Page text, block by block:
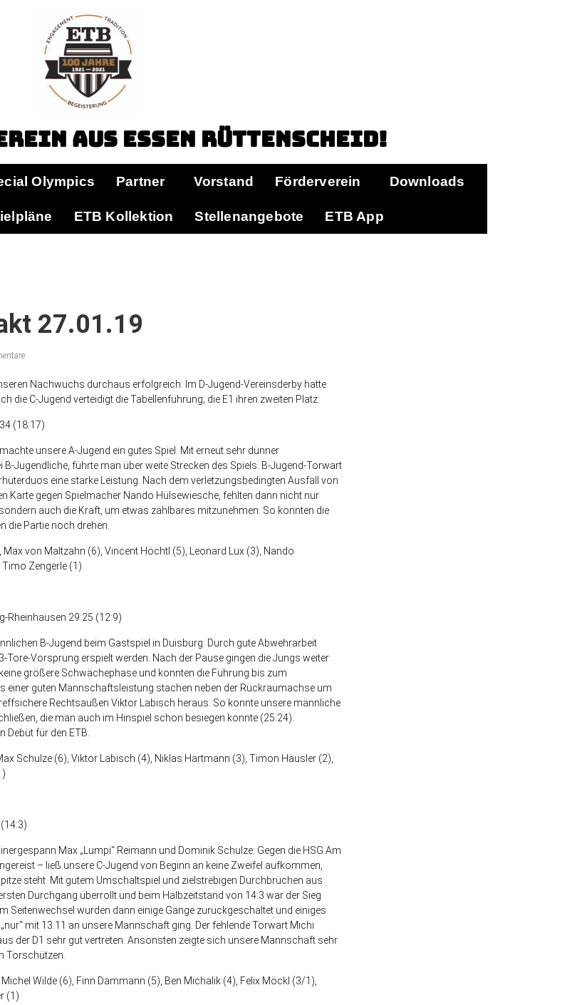
aus Essen Rüttenscheid!
Olympics Partner Vorstand Förderverein Downloads
ETB Kollektion Stellenangebote ETB App
27.01.19
Nachwuchs durchaus erfolgreich: Im D-Jugend-Vereinsderby hatte
die C-Jugend verteidigt die Tabellenführung; die E1 ihren zweiten Platz:
(18:17)
unsere A-Jugend ein gutes Spiel. Mit erneut sehr dünner
Jugendliche, führte man über weite Strecken des Spiels. B-Jugend-Torwart
eine starke Leistung. Nach dem verletzungsbedingten Ausfall von
Karte gegen Spielmacher Nando Hülsewiesche, fehlten dann nicht nur
auch die Kraft, um etwas zählbares mitzunehmen. So konnten die
die Partie noch drehen.
von Maltzahn (6), Vincent Höchtl (5), Leonard Lux (3), Nando
Zengerle (1)
Rheinhausen 29:25 (12:9)
B-Jugend beim Gastspiel in Duisburg. Durch gute Abwehrarbeit
Tore-Vorsprung erspielt werden. Nach der Pause gingen die Jungs weiter
größere Schwächephase und konnten die Führung bis zum
einer guten Mannschaftsleistung stachen neben der Rückraumachse um
Rechtsaußen Viktor Labisch heraus. So konnte unsere männliche
die man auch im Hinspiel schon besiegen konnte (25:24).
Debüt für den ETB.
Schulze (6), Viktor Labisch (4), Niklas Hartmann (3), Timon Häusler (2),
Max „Lumpi“ Reimann und Dominik Schulze: Gegen die HSG Am
– ließ unsere C-Jugend von Beginn an keine Zweifel aufkommen,
steht. Mit gutem Umschaltspiel und zielstrebigen Durchbrüchen aus
Durchgang überrollt und beim Halbzeitstand von 14:3 war der Sieg
Seitenwechsel wurden dann einige Gänge zurückgeschaltet und einiges
mit 13:11 an unsere Mannschaft ging. Der fehlende Torwart Michi
der D1 sehr gut vertreten. Ansonsten zeigte sich unsere Mannschaft sehr
Torschützen.
Wilde (6), Finn Dammann (5), Ben Michalik (4), Felix Möckl (3/1),
(1)